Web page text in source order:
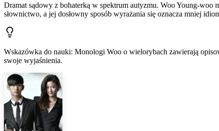
Dramat sądowy z bohaterką w spektrum autyzmu. Woo Young-
słownictwo, a jej dosłowny sposób wyrażania się oznacza mniej
Wskazówka do nauki: Monologi Woo o wielorybach zawierają
swoje wyjaśnienia.